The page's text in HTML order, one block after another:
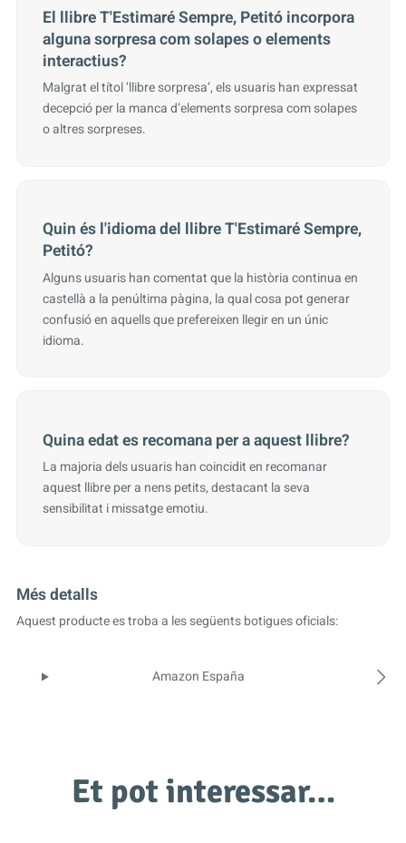
El llibre T'Estimaré Sempre, Petitó incorpora
alguna sorpresa com solapes o elements
interactius?
Malgrat el títol ’llibre sorpresa’, els usuaris han expressat
decepció per la manca d’elements sorpresa com solapes
o altres sorpreses.
Quin és l'idioma del llibre T'Estimaré Sempre,
Petitó?
Alguns usuaris han comentat que la història continua en
castellà a la penúltima pàgina, la qual cosa pot generar
confusió en aquells que prefereixen llegir en un únic
idioma.
Quina edat es recomana per a aquest llibre?
La majoria dels usuaris han coincidit en recomanar
aquest llibre per a nens petits, destacant la seva
sensibilitat i missatge emotiu.
Més detalls
Aquest producte es troba a les següents botigues oficials:
Amazon España
Et pot interessar…